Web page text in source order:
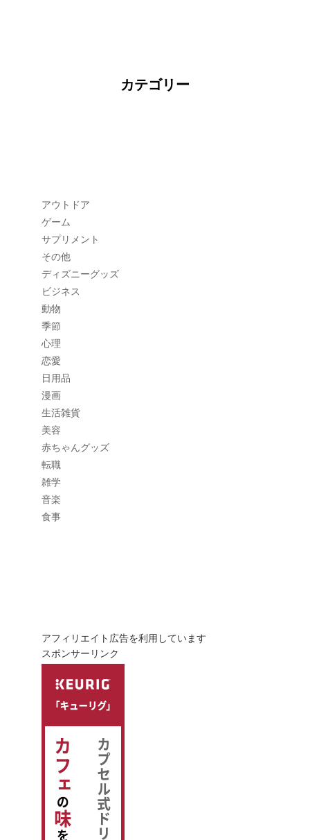
カテゴリー
アウトドア
ゲーム
サプリメント
その他
ディズニーグッズ
ビジネス
動物
季節
心理
恋愛
日用品
漫画
生活雑貨
美容
赤ちゃんグッズ
転職
雑学
音楽
食事
アフィリエイト広告を利用しています
スポンサーリンク